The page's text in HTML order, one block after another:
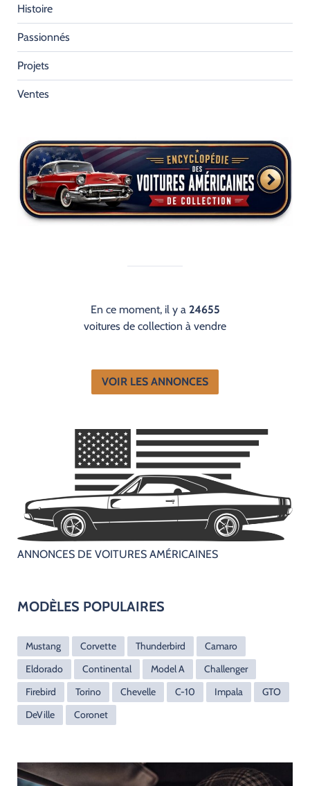
Histoire
Passionnés
Projets
Ventes
En ce moment, il y a 24655
voitures de collection à vendre
VOIR LES ANNONCES
ANNONCES DE VOITURES AMÉRICAINES
MODÈLES POPULAIRES
Mustang Corvette Thunderbird
Camaro
Eldorado
Continental Model A
Challenger
Firebird
Torino Chevelle C-10 Impala
GTO
DeVille
Coronet